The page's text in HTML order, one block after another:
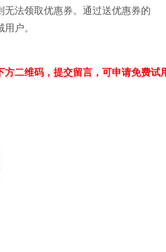
无法领取优惠券。通过送优惠券的
户。
二维码， 提交留言，可申请免费试